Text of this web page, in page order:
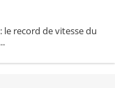
le record de vitesse du